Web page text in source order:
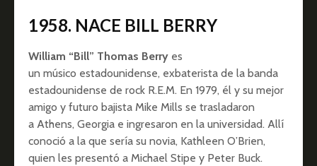
1958. NACE BILL BERRY
William “Bill” Thomas Berry es
un músico estadounidense, exbaterista de la banda
estadounidense de rock R.E.M. En 1979, él y su mejor
amigo y futuro bajista Mike Mills se trasladaron
a Athens, Georgia e ingresaron en la universidad. Allí
conoció a la que sería su novia, Kathleen O’Brien,
quien les presentó a Michael Stipe y Peter Buck.